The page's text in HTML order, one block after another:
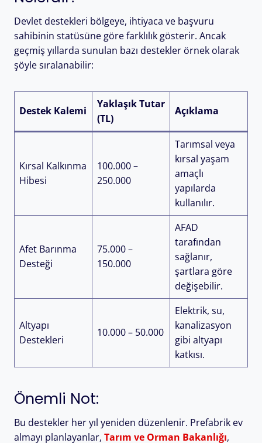
Devlet destekleri bölgeye, ihtiyaca ve başvuru
sahibinin statüsüne göre farklılık gösterir. Ancak
geçmiş yıllarda sunulan bazı destekler örnek olarak
şöyle sıralanabilir:
Destek Kalemi
Yaklaşık Tutar
(TL)
Açıklama
Kırsal Kalkınma
Hibesi
100.000 –
250.000
Tarımsal veya
kırsal yaşam
amaçlı
yapılarda
kullanılır.
Afet Barınma
Desteği
75.000 –
150.000
AFAD
tarafından
sağlanır,
şartlara göre
değişebilir.
Altyapı
Destekleri
10.000 – 50.000
Elektrik, su,
kanalizasyon
gibi altyapı
katkısı.
Önemli Not:
Bu destekler her yıl yeniden düzenlenir. Prefabrik ev
almayı planlayanlar, Tarım ve Orman Bakanlığı,